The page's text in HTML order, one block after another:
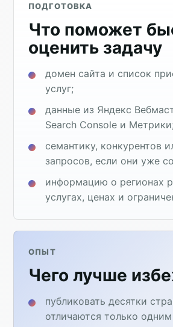
ПОДГОТОВКА
Что поможет
оценить задачу
домен сайта и список
услуг;
данные из Яндекс
Search Console и
семантику, конкурентов
запросов, если они уже
информацию о регионах
услугах, ценах и
ОПЫТ
Чего лучше
публиковать десятки
отличаются только